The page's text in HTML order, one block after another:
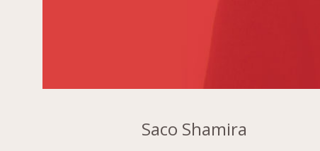
Saco Shamira